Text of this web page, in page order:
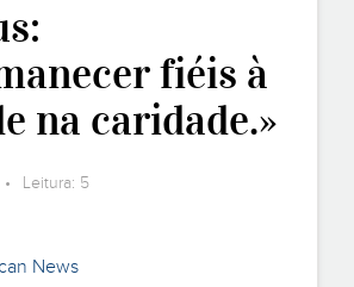
fiéis à
na caridade.»
Leitura: 5
News